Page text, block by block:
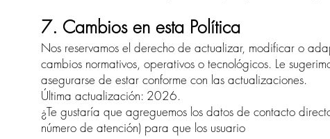
7. Cambios en esta Política
Nos reservamos el derecho de actualizar, modificar o
cambios normativos, operativos o tecnológicos. Le
asegurarse de estar conforme con las actualizaciones.
Última actualización: 2026.
¿Te gustaría que agreguemos los datos de contacto
número de atención) para que los usuario